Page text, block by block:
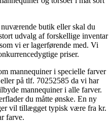
butik eller skal du
udvalg af forskellige inventar
vi er lagerførende med. Vi
priser.
mannequiner i specielle farver
på tlf. 70252585 da vi har
mannequiner i alle farver.
du måtte ønske. En ny
vil tillægget typisk være fra kr.
farve.